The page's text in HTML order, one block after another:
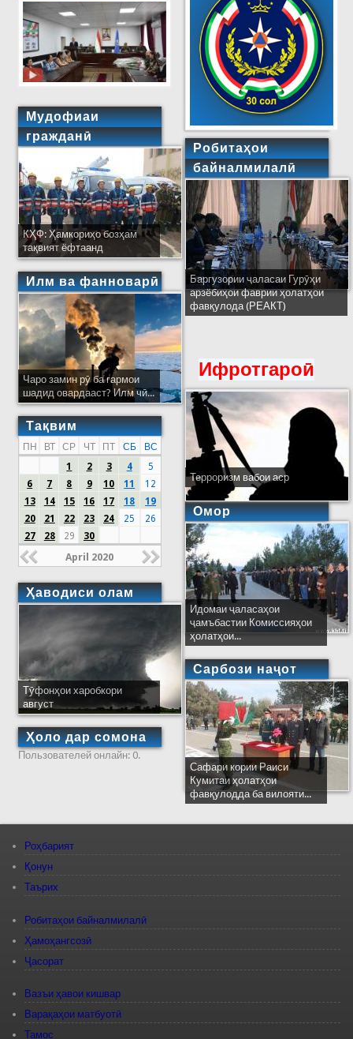
Мудофиаи
гражданӣ
КҲФ: Ҳамкориҳо бозҳам
тақвият ёфтаанд
Илм ва фанноварӣ
Чаро замин рӯ ба гармои
шадид овардааст? Илм чӣ...
Тақвим
ПН ВТ СР ЧТ ПТ СБ
ВС
1
2 3 4
5
6
7 8 9 10 11
12
13
14 15 16 17 18
19
20
21 22 23 24 25
26
27
28 29 30
April 2020
Ҳаводиси олам
Тӯфонҳои харобкори
август
Ҳоло дар сомона
Пользователей онлайн: 0.
Робитаҳои
байналмилалӣ
Баргузории ҷаласаи Гурӯҳи
арзёбиҳои фаврии ҳолатҳои
фавқулода (РЕАКТ)
Ифротгароӣ
Терроризм вабои аср
Омор
Идомаи ҷаласаҳои
ҷамъбастии Комиссияҳои
ҳолатҳои...
Сарбози наҷот
Сафари кории Раиси
Кумитаи ҳолатҳои
фавқулодда ба вилояти...
Роҳбарият
Қонун
Таърих
Робитаҳои байналмилалӣ
Ҳамоҳангсозӣ
Ҷасорат
Вазъи ҳавои кишвар
Варақаҳои матбуотӣ
Тамос